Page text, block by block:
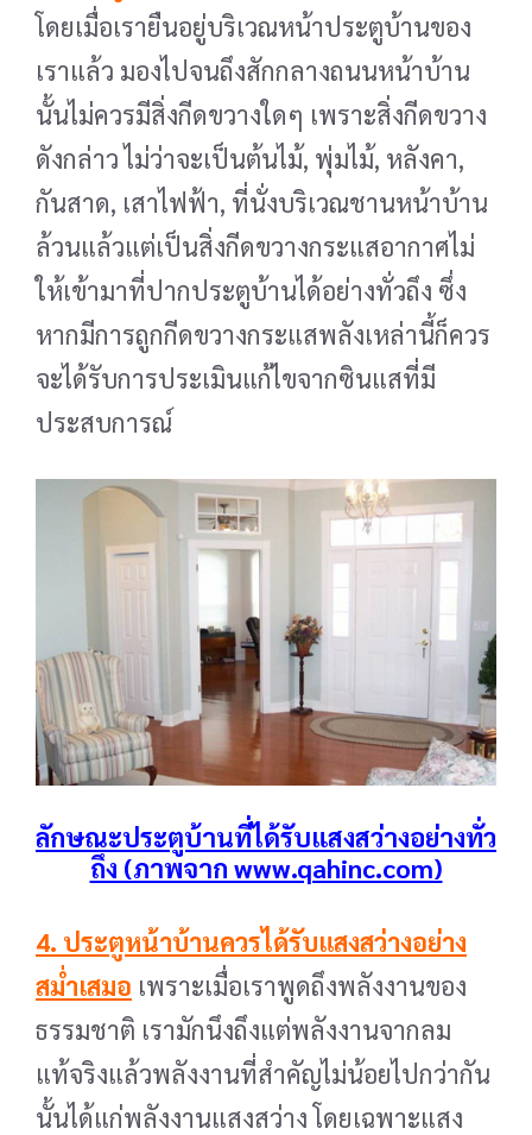
โดยเมื่อเรายืนอยู่บริเวณหน้าประตูบ้านของ
เราแล้ว มองไปจนถึงสักกลางถนนหน้าบ้าน
นั้นไม่ควรมีสิ่งกีดขวางใดๆ เพราะสิ่งกีดขวาง
ดังกล่าว ไม่ว่าจะเป็นต้นไม้, พุ่มไม้, หลังคา,
กันสาด, เสาไฟฟ้า, ที่นั่งบริเวณชานหน้าบ้าน
ล้วนแล้วแต่เป็นสิ่งกีดขวางกระแสอากาศไม่
ให้เข้ามาที่ปากประตูบ้านได้อย่างทั่วถึง ซึ่ง
หากมีการถูกกีดขวางกระแสพลังเหล่านี้ก็ควร
จะได้รับการประเมินแก้ไขจากซินแสที่มี
ประสบการณ์
ลักษณะประตูบ้านที่ได้รับแสงสว่างอย่างทั่ว
ถึง (ภาพจาก www.qahinc.com)
4. ประตูหน้าบ้านควรได้รับแสงสว่างอย่าง
สม่ำเสมอ เพราะเมื่อเราพูดถึงพลังงานของ
ธรรมชาติ เรามักนึงถึงแต่พลังงานจากลม
แท้จริงแล้วพลังงานที่สำคัญไม่น้อยไปกว่ากัน
นั้นได้แก่พลังงานแสงสว่าง โดยเฉพาะแสง